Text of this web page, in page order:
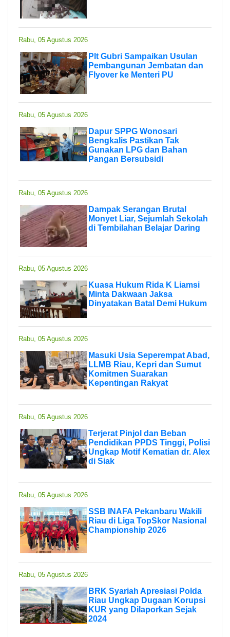
Rabu, 05 Agustus 2026
Plt Gubri Sampaikan Usulan
Pembangunan Jembatan dan
Flyover ke Menteri PU
Rabu, 05 Agustus 2026
Dapur SPPG Wonosari
Bengkalis Pastikan Tak
Gunakan LPG dan Bahan
Pangan Bersubsidi
Rabu, 05 Agustus 2026
Dampak Serangan Brutal
Monyet Liar, Sejumlah Sekolah
di Tembilahan Belajar Daring
Rabu, 05 Agustus 2026
Kuasa Hukum Rida K Liamsi
Minta Dakwaan Jaksa
Dinyatakan Batal Demi Hukum
Rabu, 05 Agustus 2026
Masuki Usia Seperempat Abad,
LLMB Riau, Kepri dan Sumut
Komitmen Suarakan
Kepentingan Rakyat
Rabu, 05 Agustus 2026
Terjerat Pinjol dan Beban
Pendidikan PPDS Tinggi, Polisi
Ungkap Motif Kematian dr. Alex
di Siak
Rabu, 05 Agustus 2026
SSB INAFA Pekanbaru Wakili
Riau di Liga TopSkor Nasional
Championship 2026
Rabu, 05 Agustus 2026
BRK Syariah Apresiasi Polda
Riau Ungkap Dugaan Korupsi
KUR yang Dilaporkan Sejak
2024